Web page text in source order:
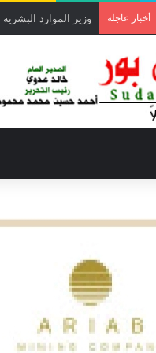
أخبار عاجلة وسط حضور كبير..